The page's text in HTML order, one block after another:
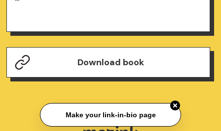
Download book
Make your link-in-bio page